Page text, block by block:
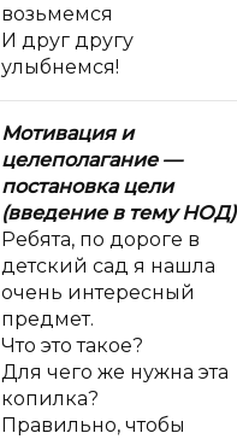
возьмемся
И друг другу
улыбнемся!
Мотивация и
целеполагание —
постановка цели
(введение в тему НОД)
Ребята, по дороге в
детский сад я нашла
очень интересный
предмет.
Что это такое?
Для чего же нужна эта
копилка?
Правильно, чтобы